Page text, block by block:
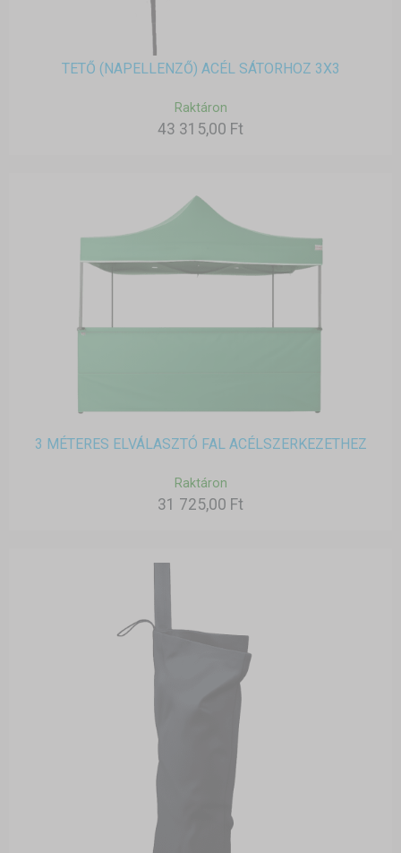
TETŐ (NAPELLENZŐ) ACÉL SÁTORHOZ 3X3
Raktáron
43 315,00 Ft
3 MÉTERES ELVÁLASZTÓ FAL ACÉLSZERKEZETHEZ
Raktáron
31 725,00 Ft